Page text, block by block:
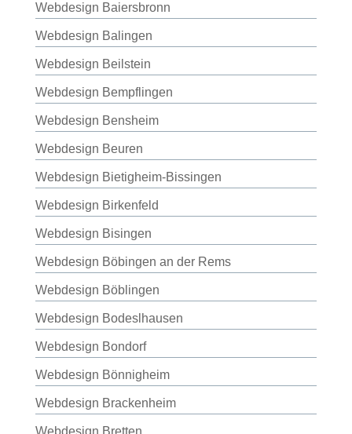
Webdesign Baiersbronn
Webdesign Balingen
Webdesign Beilstein
Webdesign Bempflingen
Webdesign Bensheim
Webdesign Beuren
Webdesign Bietigheim-Bissingen
Webdesign Birkenfeld
Webdesign Bisingen
Webdesign Böbingen an der Rems
Webdesign Böblingen
Webdesign Bodeslhausen
Webdesign Bondorf
Webdesign Bönnigheim
Webdesign Brackenheim
Webdesign Bretten